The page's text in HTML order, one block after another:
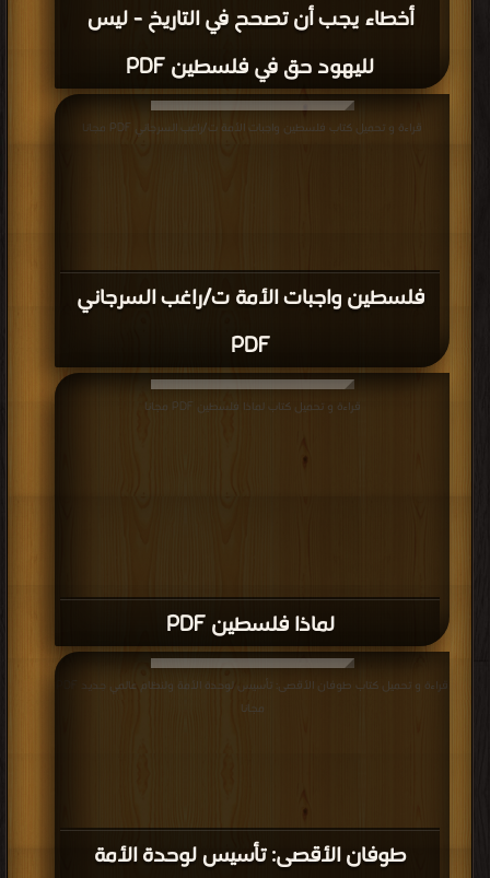
أخطاء يجب أن تصحح في التاريخ - ليس
لليهود حق في فلسطين PDF
فلسطين واجبات الأمة ت/راغب السرجاني
PDF
قراءة و تحميل كتاب فلسطين واجبات الأمة ت/راغب السرجاني PDF مجانا
لماذا فلسطين PDF
قراءة و تحميل كتاب لماذا فلسطين PDF مجانا
طوفان الأقصى: تأسيس لوحدة الأمة
مجانا